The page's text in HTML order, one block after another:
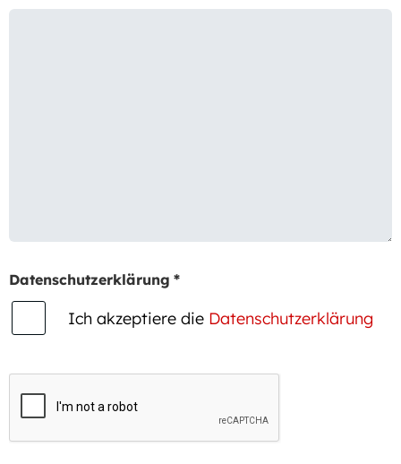
Datenschutzerklärung *
Ich akzeptiere die Datenschutzerklärung